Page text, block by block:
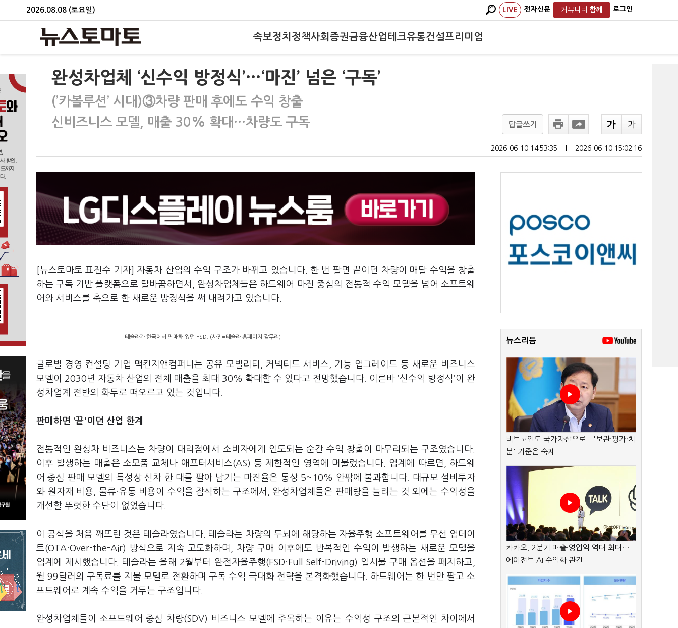
2026.08.08 (토요일) LIVE 전자신문 커뮤니티 함께 로그인
속보정치 정책사회 증권금융산업테크유통건설프리미엄
완성차업체 ‘신수익 방정식’…‘마진’ 넘은 ‘구독’
(’카볼루션’ 시대)③차량 판매 후에도 수익 창출
신비즈니스 모델, 매출 30% 확대…차량도 구독
답글쓰기
2026-06-10 14:53:35 2026-06-10 15:02:16
[뉴스토마토 표진수 기자] 자동차 산업의 수익 구조가 바뀌고 있습니다. 한 번 팔면 끝이던 차량이 매달 수익을 창출
하는 구독 기반 플랫폼으로 탈바꿈하면서, 완성차업체들은 하드웨어 마진 중심의 전통적 수익 모델을 넘어 소프트웨
어와 서비스를 축으로 한 새로운 방정식을 써 내려가고 있습니다.
테슬라가 한국에서 판매해 왔던 FSD. (사진=테슬라 홈페이지 갈무리)
글로벌 경영 컨설팅 기업 맥킨지앤컴퍼니는 공유 모빌리티, 커넥티드 서비스, 기능 업그레이드 등 새로운 비즈니스
모델이 2030년 자동차 산업의 전체 매출을 최대 30% 확대할 수 있다고 전망했습니다. 이른바 ‘신수익 방정식’이 완
성차업계 전반의 화두로 떠오르고 있는 것입니다.
판매하면 ‘끝'이던 산업 한계
전통적인 완성차 비즈니스는 차량이 대리점에서 소비자에게 인도되는 순간 수익 창출이 마무리되는 구조였습니다.
이후 발생하는 매출은 소모품 교체나 애프터서비스(AS) 등 제한적인 영역에 머물렀습니다. 업계에 따르면, 하드웨
어 중심 판매 모델의 특성상 신차 한 대를 팔아 남기는 마진율은 통상 5~10% 안팎에 불과합니다. 대규모 설비투자
와 원자재 비용, 물류·유통 비용이 수익을 잠식하는 구조에서, 완성차업체들은 판매량을 늘리는 것 외에는 수익성을
개선할 뚜렷한 수단이 없었습니다.
이 공식을 처음 깨뜨린 것은 테슬라였습니다. 테슬라는 차량의 두뇌에 해당하는 자율주행 소프트웨어를 무선 업데이
트(OTA·Over-the-Air) 방식으로 지속 고도화하며, 차량 구매 이후에도 반복적인 수익이 발생하는 새로운 모델을
업계에 제시했습니다. 테슬라는 올해 2월부터 완전자율주행(FSD·Full Self-Driving) 일시불 구매 옵션을 폐지하고,
월 99달러의 구독료를 지불 모델로 전환하며 구독 수익 극대화 전략을 본격화했습니다. 하드웨어는 한 번만 팔고 소
프트웨어로 계속 수익을 거두는 구조입니다.
완성차업체들이 소프트웨어 중심 차량(SDV) 비즈니스 모델에 주목하는 이유는 수익성 구조의 근본적인 차이에서
뉴스리듬
비트코인도 국가자산으로…'보관·평가·처
분' 기준은 숙제
카카오, 2분기 매출·영업익 역대 최대…
에이전트 AI 수익화 관건